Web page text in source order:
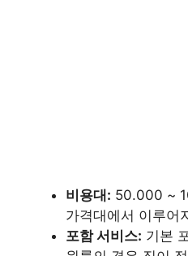
비용대: 50.000 ~
가격대에서 이루어
포함 서비스: 기본